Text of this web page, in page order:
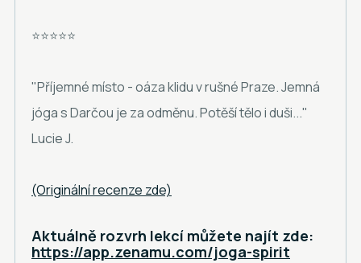
⭐⭐⭐⭐⭐
"Příjemné místo - oáza klidu v rušné Praze. Jemná
jóga s Darčou je za odměnu. Potěší tělo i duši..."
Lucie J.
(Originální recenze zde)
Aktuálně rozvrh lekcí můžete najít zde:
https://app.zenamu.com/joga-spirit